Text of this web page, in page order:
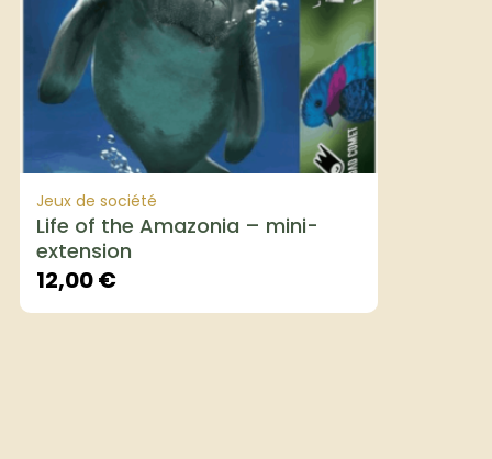
Jeux de société
Life of the Amazonia – mini-
extension
12,00€